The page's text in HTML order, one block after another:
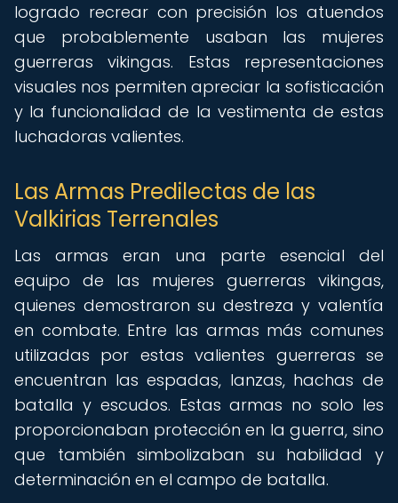
logrado recrear con precisión los atuendos
que probablemente usaban las mujeres
guerreras vikingas. Estas representaciones
visuales nos permiten apreciar la sofisticación
y la funcionalidad de la vestimenta de estas
luchadoras valientes.
Las Armas Predilectas de las
Valkirias Terrenales
Las armas eran una parte esencial del
equipo de las mujeres guerreras vikingas,
quienes demostraron su destreza y valentía
en combate. Entre las armas más comunes
utilizadas por estas valientes guerreras se
encuentran las espadas, lanzas, hachas de
batalla y escudos. Estas armas no solo les
proporcionaban protección en la guerra, sino
que también simbolizaban su habilidad y
determinación en el campo de batalla.